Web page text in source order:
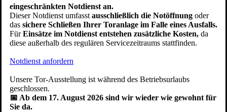
neben dem Haus angebaut/freistehend
Zurück Weiter
④ An welchen Tortyp haben Sie gedacht?
eingeschränkten Notdienst an.
Dieser Notdienst umfasstausschließlich die Notöffnung oder
das sichere Schließen Ihrer Toranlage im Falle eines Ausfalls.
FürEinsätze im Notdienst entstehen zusätzliche Kosten, da
diese außerhalb des regulären Servicezeitraums stattfinden.
Notdienst anfordern
Unsere Tor-Ausstellung ist während des Betriebsurlaubs
geschlossen.
📅 Ab dem 17. August 2026 sind wir wieder wie gewohnt für
Sie da.